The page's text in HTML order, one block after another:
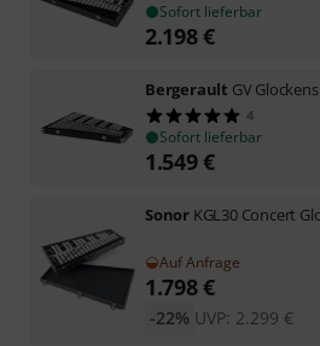
Sofort lieferbar
2.198€
Bergerault GV
4
Sofort lieferbar
1.549€
Sonor KGL30 Concert
Auf Anfrage
1.798€
UVP: 2.299 €
-22%